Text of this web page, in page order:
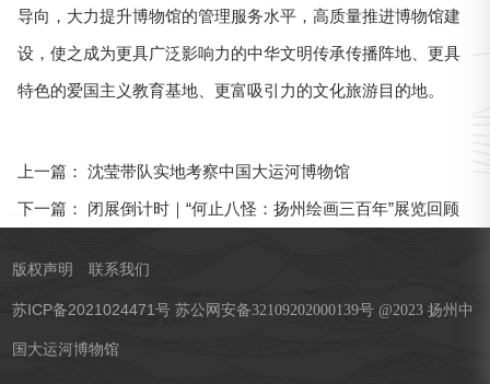
导向，大力提升博物馆的管理服务水平，高质量推进博物馆建
设，使之成为更具广泛影响力的中华文明传承传播阵地、更具
特色的爱国主义教育基地、更富吸引力的文化旅游目的地。
上一篇： 沈莹带队实地考察中国大运河博物馆
下一篇： 闭展倒计时｜“何止八怪：扬州绘画三百年”展览回顾
版权声明 联系我们
苏ICP备2021024471号 苏公网安备32109202000139号 @2023 扬州中
国大运河博物馆